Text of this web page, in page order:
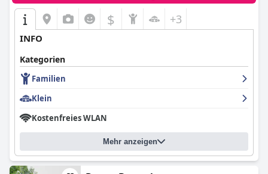
$ +3
INFO
Kategorien
Familien
Klein
Kostenfreies WLAN
Mehr anzeigen